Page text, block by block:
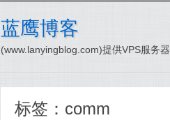
蓝鹰博客
(www.lanyingblog.com)提供VPS服务
标签： comm